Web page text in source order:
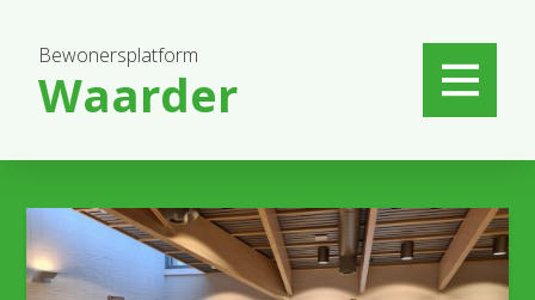
Bewonersplatform
Waarder